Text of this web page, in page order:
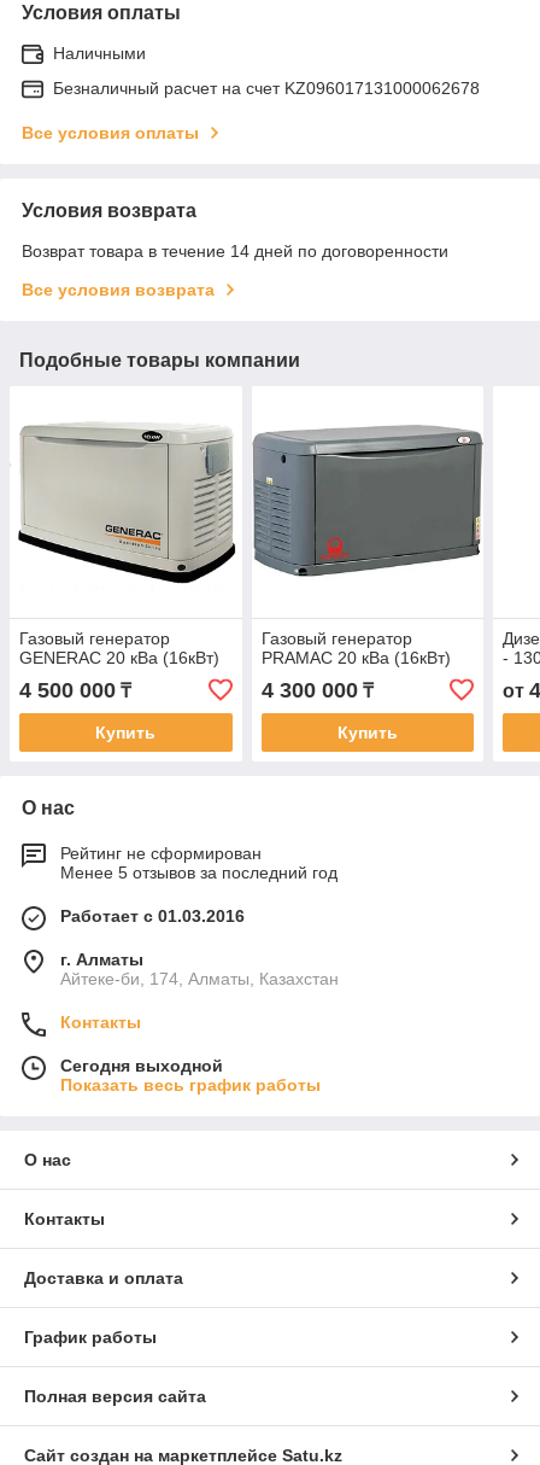
Условия оплаты
Наличными
Безналичный расчет на счет KZ096017131000062678
Все условия оплаты
Условия возврата
Возврат товара в течение 14 дней по договоренности
Все условия возврата
Подобные товары компании
Газовый генератор
GENERAC 20 кВа (16кВт)
4 500 000 ₸
Купить
Газовый генератор
PRAMAC 20 кВа (16кВт)
4 300 000₸
Купить
-
от
О нас
Рейтинг не сформирован
Менее 5 отзывов за последний год
Работает с 01.03.2016
г. Алматы
Айтеке-би, 174, Алматы, Казахстан
Контакты
Сегодня выходной
Показать весь график работы
О нас
Контакты
Доставка и оплата
График работы
Полная версия сайта
Сайт создан на маркетплейсе Satu.kz